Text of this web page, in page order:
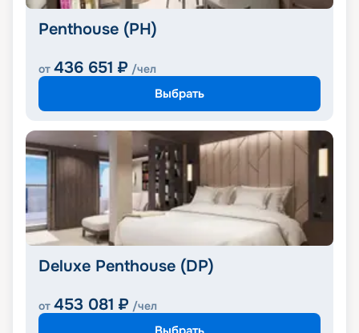
Penthouse (PH)
от 436 651 ₽ /чел
Выбрать
Deluxe Penthouse (DP)
от 453 081 ₽ /чел